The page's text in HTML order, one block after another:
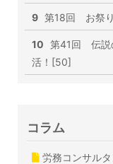
9 第18回 お祭
10 第41回 伝説
活！[50]
コラム
労務コンサル